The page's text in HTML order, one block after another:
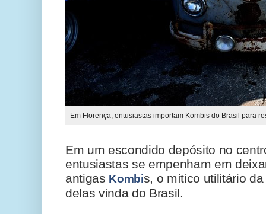
Em Florença, entusiastas importam Kombis do Brasil para
Em um escondido depósito no
entusiastas se empenham em
antigas Kombis, o mítico utilitário
delas vinda do Brasil.